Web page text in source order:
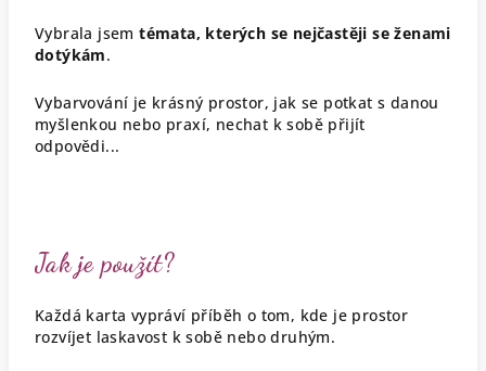
Vybrala jsemtémata, kterých se nejčastěji se ženami
dotýkám.
Vybarvování je krásný prostor, jak se potkat s danou
myšlenkou nebo praxí, nechat k sobě přijít
odpovědi...
Jak je použít?
Každá karta vypráví příběh o tom, kde je prostor
rozvíjet laskavost k sobě nebo druhým.